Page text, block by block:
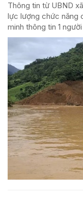
Thông tin từ UBND
lực lượng chức năng
minh thông tin 1